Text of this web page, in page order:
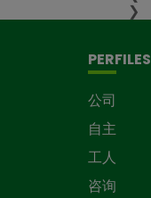
❯
PERFILES
公司
自主
工人
咨询